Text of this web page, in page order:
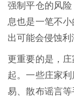
强制平仓的风
息也是一笔不
出可能会侵蚀利
更重要的是，
起。一些庄家
易、散布谣言等